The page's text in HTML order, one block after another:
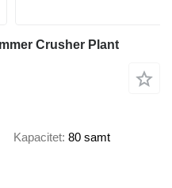
Crusher Plant
Kapacitet 80 samt